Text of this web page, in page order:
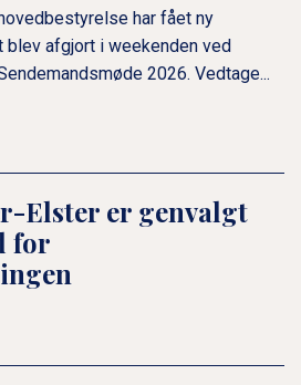
har fået ny
afgjort i weekenden ved
2026. Vedtage...
Elster er genvalgt
for